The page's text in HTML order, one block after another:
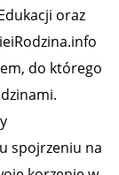
oraz
do którego
spojrzeniu na